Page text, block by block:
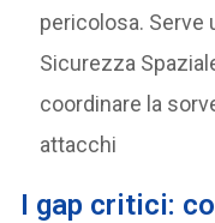
pericolosa. Serve
Sicurezza
coordinare la
attacchi
I gap critici: